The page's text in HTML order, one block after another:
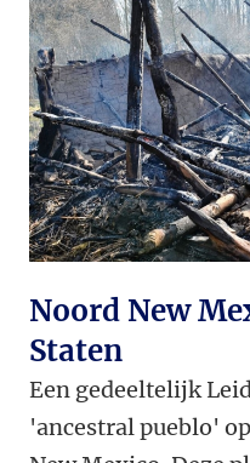
Noord New
Staten
Een gedeeltelijk
'ancestral pueblo'